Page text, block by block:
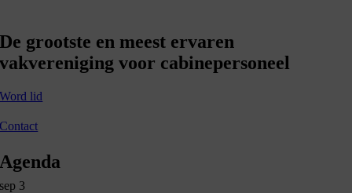
De grootste en meest ervaren
vakvereniging voor cabinepersoneel
Word lid
Contact
Agenda
sep 3